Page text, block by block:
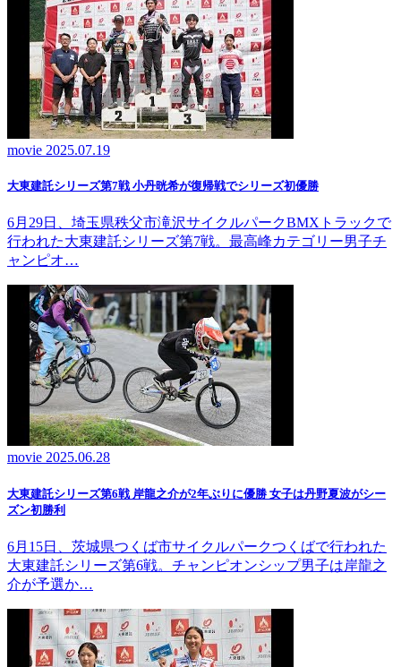
movie 2025.07.19
大東建託シリーズ第7戦 ⼩丹晄希が復帰戦でシリーズ初優勝
6月29日、埼玉県秩父市滝沢サイクルパークBMXトラックで
行われた大東建託シリーズ第7戦。最高峰カテゴリー男子チ
ャンピオ…
movie 2025.06.28
大東建託シリーズ第6戦 岸龍之介が2年ぶりに優勝 女子は丹野夏波がシー
ズン初勝利
6月15日、茨城県つくば市サイクルパークつくばで行われた
大東建託シリーズ第6戦。チャンピオンシップ男子は岸龍之
介が予選か…